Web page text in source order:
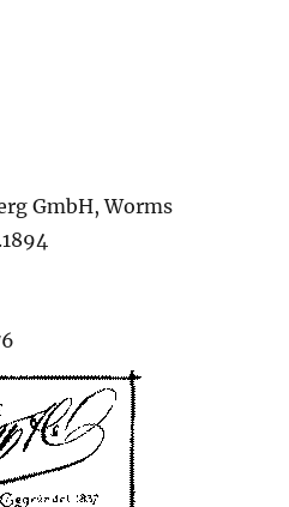
GmbH, Worms